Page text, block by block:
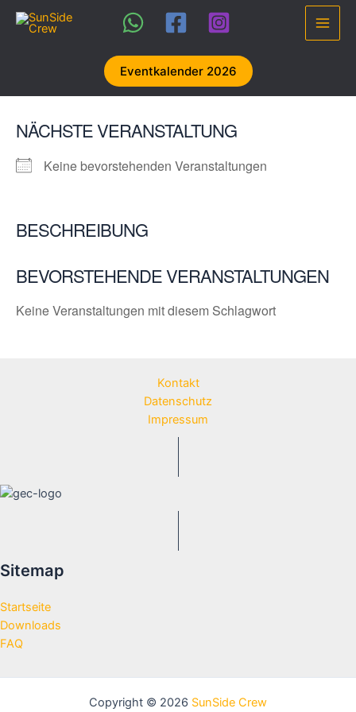
Inhalt
Main
Eventkalender 2026
NÄCHSTE VERANSTALTUNG
Keine bevorstehenden Veranstaltungen
BESCHREIBUNG
BEVORSTEHENDE VERANSTALTUNGEN
Keine Veranstaltungen mit diesem Schlagwort
Kontakt
Datenschutz
Impressum
Sitemap
Startseite
Downloads
FAQ
Copyright © 2026 SunSide Crew